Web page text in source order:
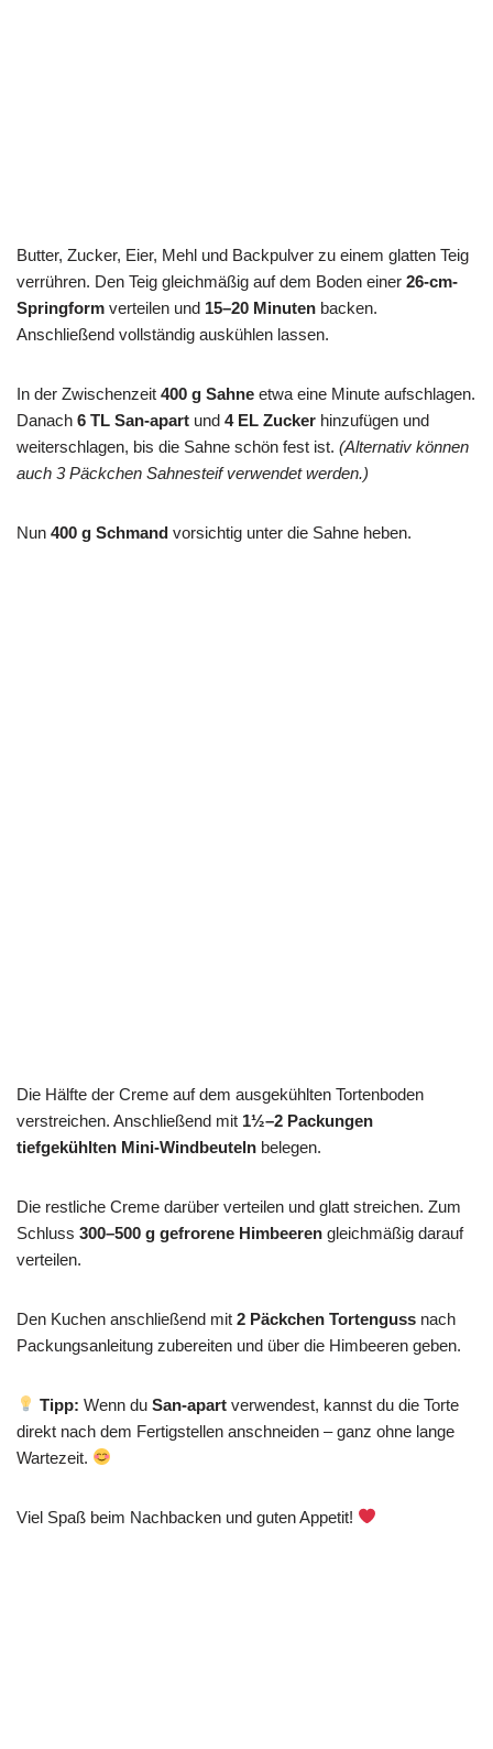
Butter, Zucker, Eier, Mehl und Backpulver zu einem glatten Teig
verrühren. Den Teig gleichmäßig auf dem Boden einer 26-cm-
Springform verteilen und 15–20 Minuten backen.
Anschließend vollständig auskühlen lassen.
In der Zwischenzeit 400 g Sahne etwa eine Minute aufschlagen.
Danach 6 TL San-apart und 4 EL Zucker hinzufügen und
weiterschlagen, bis die Sahne schön fest ist. (Alternativ können
auch 3 Päckchen Sahnesteif verwendet werden.)
Nun 400 g Schmand vorsichtig unter die Sahne heben.
Die Hälfte der Creme auf dem ausgekühlten Tortenboden
verstreichen. Anschließend mit 1½–2 Packungen
tiefgekühlten Mini-Windbeuteln belegen.
Die restliche Creme darüber verteilen und glatt streichen. Zum
Schluss 300–500 g gefrorene Himbeeren gleichmäßig darauf
verteilen.
Den Kuchen anschließend mit 2 Päckchen Tortenguss nach
Packungsanleitung zubereiten und über die Himbeeren geben.
Tipp: Wenn duSan-apart verwendest, kannst du die Torte
direkt nach dem Fertigstellen anschneiden – ganz ohne lange
Wartezeit.
Viel Spaß beim Nachbacken und guten Appetit!